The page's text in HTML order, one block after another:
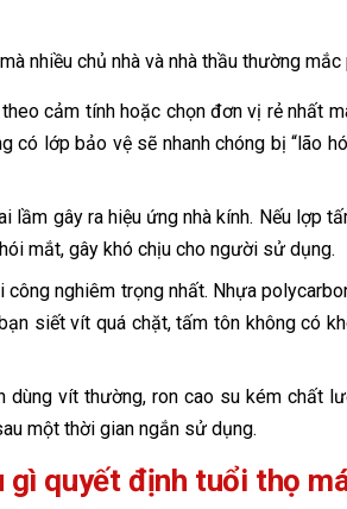
nhiều chủ nhà và nhà thầu thường mắc
theo cảm tính hoặc chọn đơn vị rẻ nhất
lớp bảo vệ sẽ nhanh chóng bị “lão
lầm gây ra hiệu ứng nhà kính. Nếu lợp
mắt, gây khó chịu cho người sử dụng.
nghiêm trọng nhất. Nhựa
siết vít quá chặt, tấm tôn không có
vít thường, ron cao su kém chất
một thời gian ngắn sử dụng.
quyết định tuổi thọ